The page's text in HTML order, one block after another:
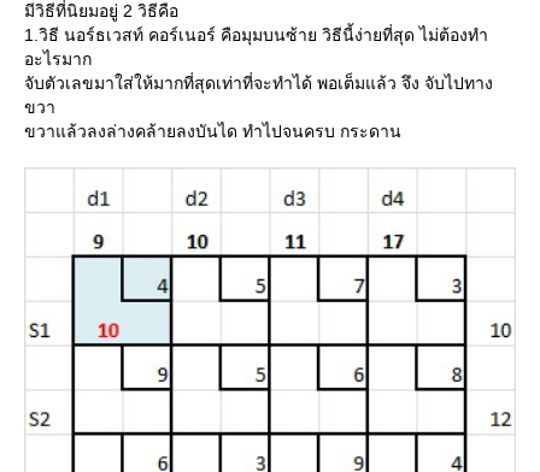
มีวิธีที่นิยมอยู่ 2 วิธีคือ
1.วิธี นอร์ธเวสท์ คอร์เนอร์ คือมุมบนซ้าย วิธีนี้ง่ายที่สุด ไม่ต้องทำ
อะไรมาก
จับตัวเลขมาใส่ให้มากที่สุดเท่าที่จะทำได้ พอเต็มแล้ว จึง จับไปทาง
ขวา
ขวาแล้วลงล่างคล้ายลงบันได ทำไปจนครบ กระดาน